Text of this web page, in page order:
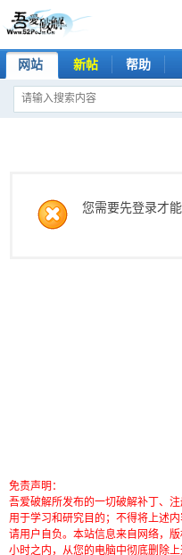
网站 新帖 帮助
您需要先登录才
免责声明：
吾爱破解所发布的一切破解补丁、
用于学习和研究目的；不得将上述
请用户自负。本站信息来自网络，
小时之内，从您的电脑中彻底删除